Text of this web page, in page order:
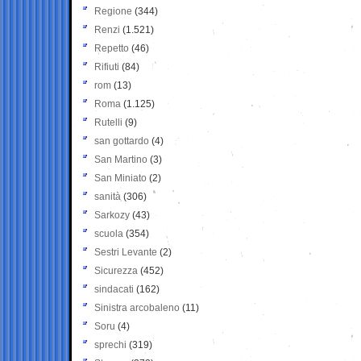
Regione (344)
Renzi (1.521)
Repetto (46)
Rifiuti (84)
rom (13)
Roma (1.125)
Rutelli (9)
san gottardo (4)
San Martino (3)
San Miniato (2)
sanità (306)
Sarkozy (43)
scuola (354)
Sestri Levante (2)
Sicurezza (452)
sindacati (162)
Sinistra arcobaleno (11)
Soru (4)
sprechi (319)